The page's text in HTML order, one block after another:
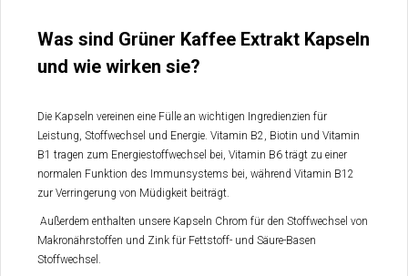
Was sind Grüner Kaffee Extrakt Kapseln
und wie wirken sie?
Die Kapseln vereinen eine Fülle an wichtigen Ingredienzien für
Leistung, Stoffwechsel und Energie. Vitamin B2, Biotin und Vitamin
B1 tragen zum Energiestoffwechsel bei, Vitamin B6 trägt zu einer
normalen Funktion des Immunsystems bei, während Vitamin B12
zur Verringerung von Müdigkeit beiträgt.
Außerdem enthalten unsere Kapseln Chrom für den Stoffwechsel von
Makronährstoffen und Zink für Fettstoff- und Säure-Basen
Stoffwechsel.